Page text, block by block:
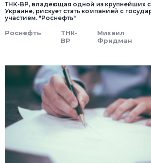
ТНК-ВР, владеющая одной из крупнейших
Украине, рискует стать компанией с
участием. "Роснефть"
Роснефть
ТНК-
ВР
Михаил
Фридман